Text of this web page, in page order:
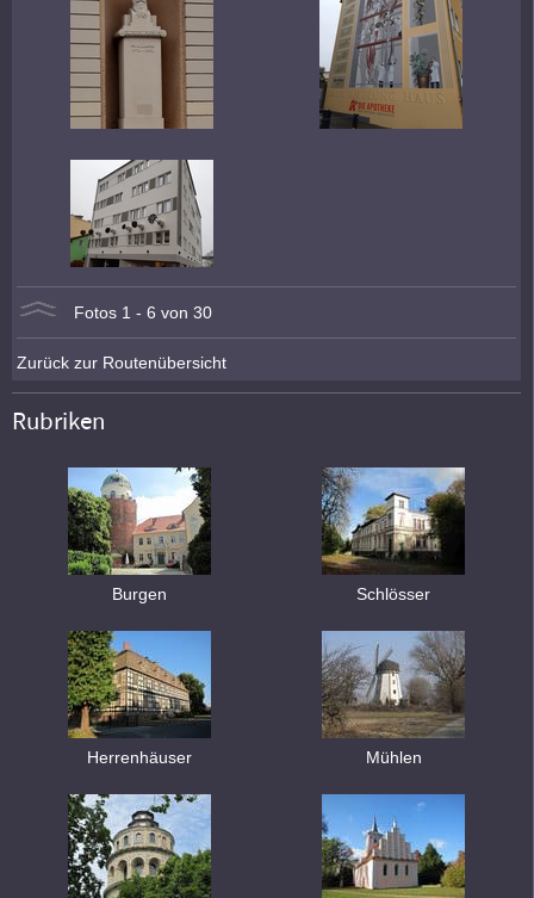
Fotos 1 - 6 von 30
Zurück zur Routenübersicht
Rubriken
Burgen Schlösser
Herrenhäuser Mühlen